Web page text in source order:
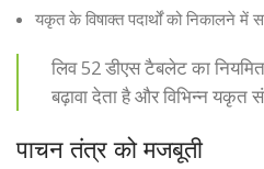
यकृत के विषाक्त पदार्थों को निकालने में
लिव 52 डीएस टैबलेट का
बढ़ावा देता है और विभिन्न यकृत
पाचन तंत्र को मजबूती